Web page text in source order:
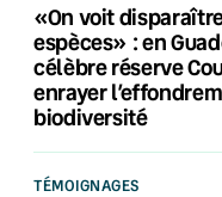
«On voit
espèces» : en
célèbre réserve
enrayer
biodiversité
TÉMOIGNAGES